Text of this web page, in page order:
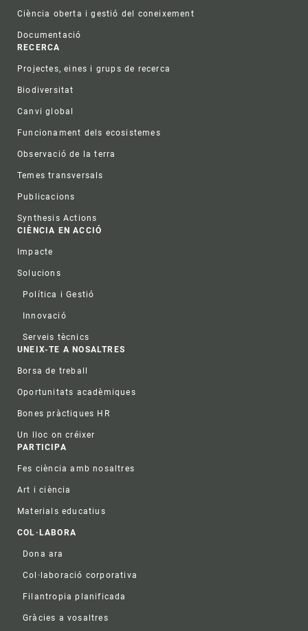
Ciència oberta i gestió del coneixement
Documentació
RECERCA
Projectes, eines i grups de recerca
Biodiversitat
Canvi global
Funcionament dels ecosistemes
Observació de la terra
Temes transversals
Publicacions
Synthesis Actions
CIÈNCIA EN ACCIÓ
Impacte
Solucions
Política i Gestió
Innovació
Serveis tècnics
UNEIX-TE A NOSALTRES
Borsa de treball
Oportunitats acadèmiques
Bones pràctiques HR
Un lloc on créixer
PARTICIPA
Fes ciència amb nosaltres
Art i ciència
Materials educatius
COL·LABORA
Dona ara
Col·laboració corporativa
Filantropia planificada
Gràcies a vosaltres